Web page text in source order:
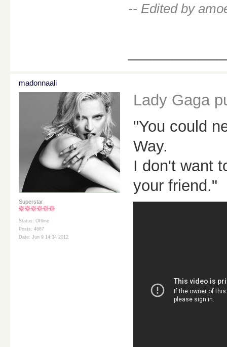
-- Edited by
madonnaali
Superstar
Status: Offline
Posts: 4687
Date: Jun 9 14:34 2012
Lady Gaga
"You could
Way.
I don't want
your friend."